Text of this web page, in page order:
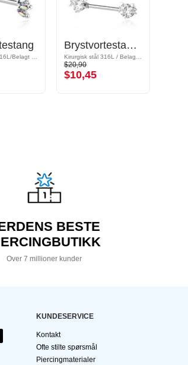
Brystvortestang med krystallsteiner
$20,90
$10,45
BESTE
Over 7 millioner kunder
KUNDESERVICE
Kontakt
Ofte stilte spørsmål
Piercingmaterialer